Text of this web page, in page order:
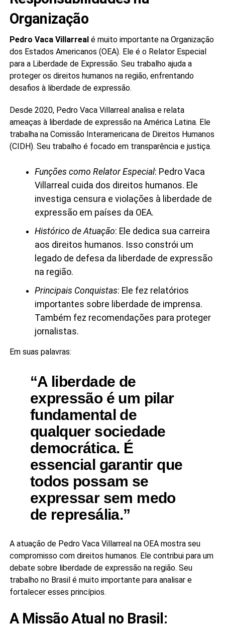
Organização
Pedro Vaca Villarrealé muito importante na Organização
dos Estados Americanos (OEA). Ele é o Relator Especial
para a Liberdade de Expressão. Seu trabalho ajuda a
proteger os direitos humanos na região, enfrentando
desafios à liberdade de expressão.
Desde 2020, Pedro Vaca Villarreal analisa e relata
ameaças à liberdade de expressão na América Latina. Ele
trabalha na Comissão Interamericana de Direitos Humanos
(CIDH). Seu trabalho é focado em transparência e justiça.
Funções como Relator Especial: Pedro Vaca
Villarreal cuida dos direitos humanos. Ele
investiga censura e violações à liberdade de
expressão em países da OEA.
Histórico de Atuação: Ele dedica sua carreira
aos direitos humanos. Isso constrói um
legado de defesa da liberdade de expressão
na região.
Principais Conquistas: Ele fez relatórios
importantes sobre liberdade de imprensa.
Também fez recomendações para proteger
jornalistas.
Em suas palavras:
“A liberdade de
expressão é um pilar
fundamental de
qualquer sociedade
democrática. É
essencial garantir que
todos possam se
expressar sem medo
de represália.”
A atuação de Pedro Vaca Villarreal na OEA mostra seu
compromisso com direitos humanos. Ele contribui para um
debate sobre liberdade de expressão na região. Seu
trabalho no Brasil é muito importante para analisar e
fortalecer esses princípios.
A Missão Atual no Brasil: